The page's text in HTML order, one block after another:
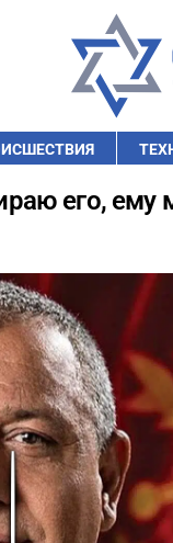
его, ему
Play